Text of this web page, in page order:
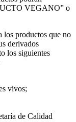
VEGANO” o
los productos que no
derivados
los siguientes
vivos;
de Calidad